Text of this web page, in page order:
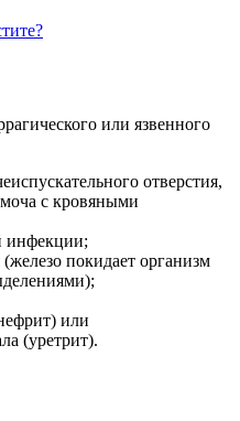
или язвенного
отверстия,
с кровяными
инфекции;
покидает организм
или
(уретрит).